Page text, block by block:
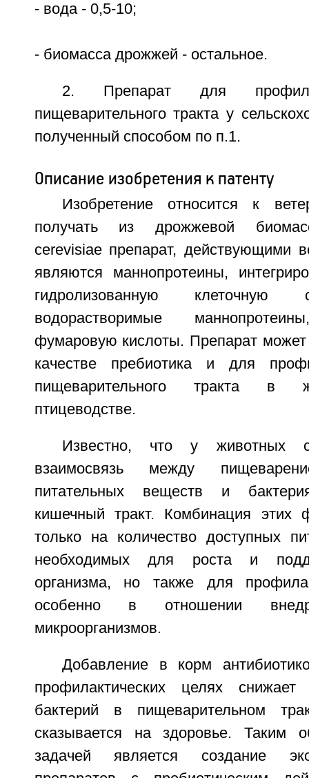
- вода - 0,5-10;
- биомасса дрожжей - остальное.
2. Препарат для
пищеварительного тракта у
полученный способом по п.1.
Описание изобретения к патенту
Изобретение относится к
получать из дрожжевой
cerevisiae препарат, действующими
являются маннопротеины,
гидролизованную клеточную
водорастворимые
фумаровую кислоты. Препарат
качестве пребиотика и для
пищеварительного тракта в
птицеводстве.
Известно, что у животных
взаимосвязь между
питательных веществ и
кишечный тракт. Комбинация этих
только на количество доступных
необходимых для роста и
организма, но также для
особенно в отношении
микроорганизмов.
Добавление в корм
профилактических целях
бактерий в пищеварительном
сказывается на здоровье. Таким
задачей является создание